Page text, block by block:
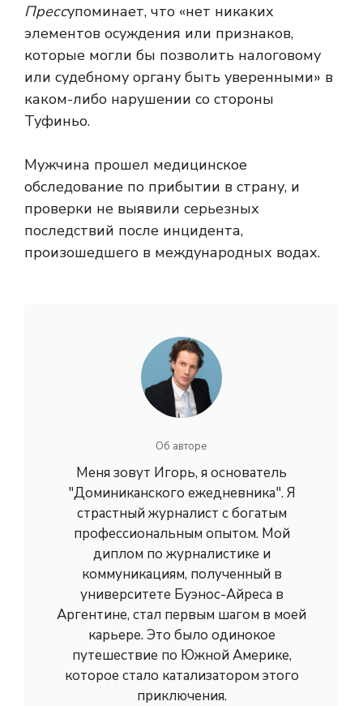
Прессупоминает, что «нет никаких
элементов осуждения или признаков,
которые могли бы позволить налоговому
или судебному органу быть уверенными» в
каком-либо нарушении со стороны
Туфиньо.
Мужчина прошел медицинское
обследование по прибытии в страну, и
проверки не выявили серьезных
последствий после инцидента,
произошедшего в международных водах.
Об авторе
Меня зовут Игорь, я основатель
"Доминиканского ежедневника". Я
страстный журналист с богатым
профессиональным опытом. Мой
диплом по журналистике и
коммуникациям, полученный в
университете Буэнос-Айреса в
Аргентине, стал первым шагом в моей
карьере. Это было одинокое
путешествие по Южной Америке,
которое стало катализатором этого
приключения.